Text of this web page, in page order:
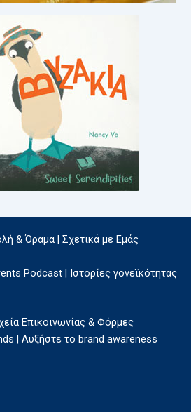
& Όραμα | Σχετικά με Εμάς
Podcast | Ιστορίες γονεϊκότητας
Επικοινωνίας & Φόρμες
| Αυξήστε το brand awareness